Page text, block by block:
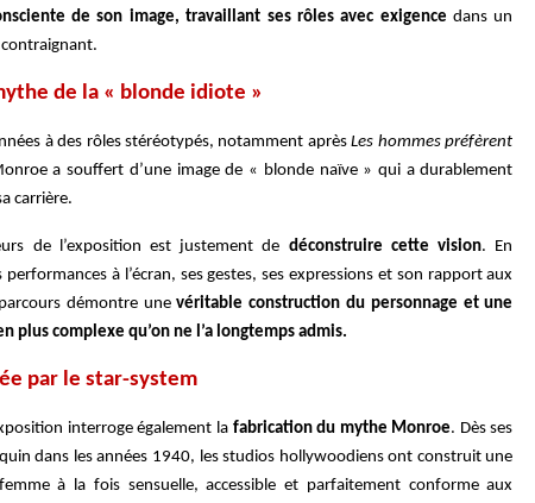
de son image, travaillant ses rôles avec exigence dans un
de la « blonde idiote »
à des rôles stéréotypés, notamment aprèsLes hommes préfèrent
a souffert d’une image de « blonde naïve » qui a durablement
carrière.
de l’exposition est justement de déconstruire cette vision. En
à l’écran, ses gestes, ses expressions et son rapport aux
démontre unevéritable construction du personnage et une
plus complexe qu’on ne l’a longtemps admis.
par le star-system
interroge également la fabrication du mythe Monroe. Dès ses
dans les années 1940, les studios hollywoodiens ont construit une
à la fois sensuelle, accessible et parfaitement conforme aux